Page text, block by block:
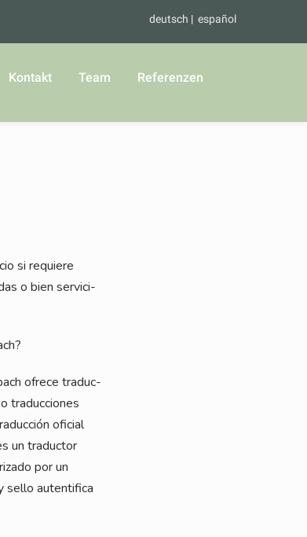
deutsch español
Kontakt Team Referenzen
si requie­re
o bien ser­vici­
ofre­ce tra­duc­
tra­duc­cio­nes
ofi­ci­al
un tra­duc­tor
por un
sel­lo auten­ti­fi­ca